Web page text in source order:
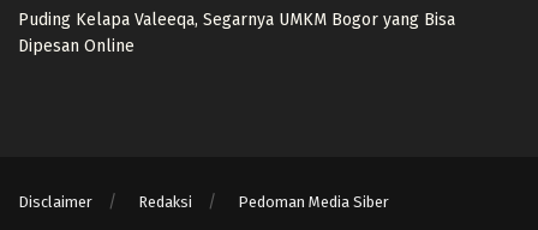
Puding Kelapa Valeeqa, Segarnya UMKM Bogor yang Bisa
Dipesan Online
Disclaimer Redaksi Pedoman Media Siber